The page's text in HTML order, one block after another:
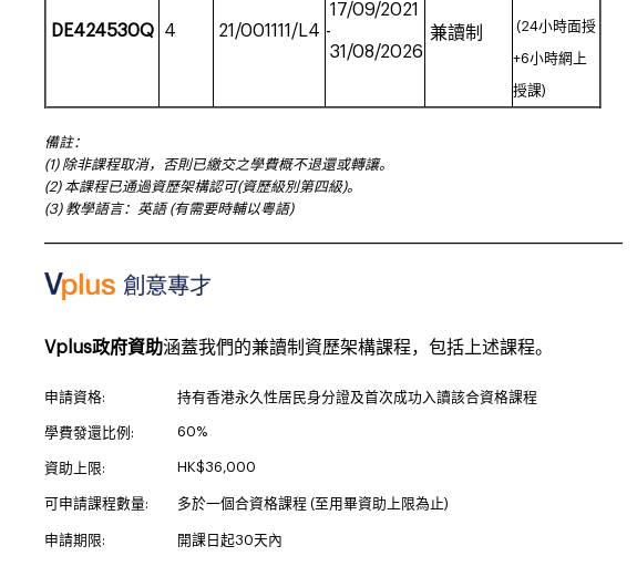
DE424530Q 4 21/001111/L4
17/09/2021
-
31/08/2026
兼讀制 (24小時面授
+6小時網上
授課)
備註：
(1) 除非課程取消，否則已繳交之學費概不退還或轉讓。
(2) 本課程已通過資歷架構認可(資歷級別第四級)。
(3) 教學語言：英語 (有需要時輔以粵語)
Vplus政府資助涵蓋我們的兼讀制資歷架構課程，包括上述課程。
申請資格: 持有香港永久性居民身分證及首次成功入讀該合資格課程
學費發還比例: 60%
資助上限: HK$36,000
可申請課程數量: 多於一個合資格課程 (至用畢資助上限為止)
申請期限: 開課日起30天內